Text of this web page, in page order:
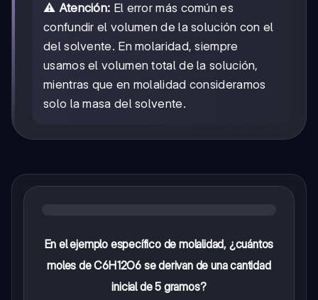
⚠️ Atención: El error más común es
confundir el volumen de la solución con el
del solvente. En molaridad, siempre
usamos el volumen total de la solución,
mientras que en molalidad consideramos
solo la masa del solvente.
En el ejemplo específico de molalidad, ¿cuántos
moles de C6H12O6 se derivan de una cantidad
inicial de 5 gramos?